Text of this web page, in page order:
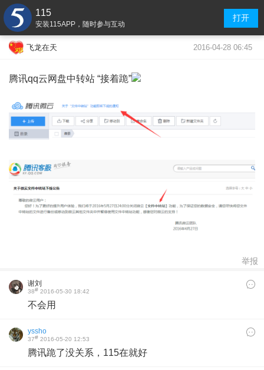
115
安装115APP，随时参与互动
打开
飞龙在天 2016-04-28 06:45
腾讯qq云网盘中转站 “接着跪”
举报
谢刘
38# 2016-05-30 18:42
不会用
yssho
37# 2016-05-20 12:53
腾讯跪了没关系，115在就好